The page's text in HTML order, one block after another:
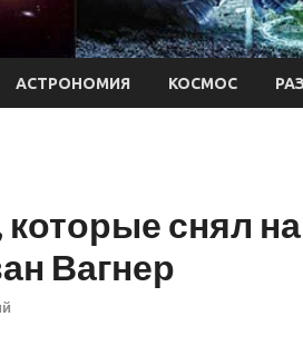
АСТРОНОМИЯ КОСМОС
снял
Вагнер